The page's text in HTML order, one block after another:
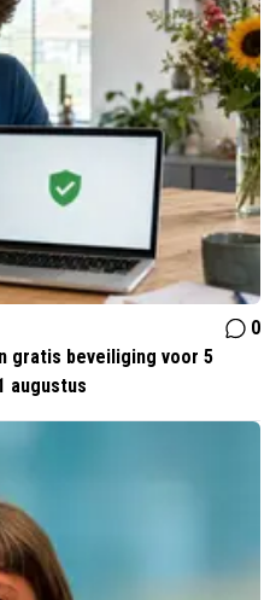
0
gratis beveiliging voor 5
augustus